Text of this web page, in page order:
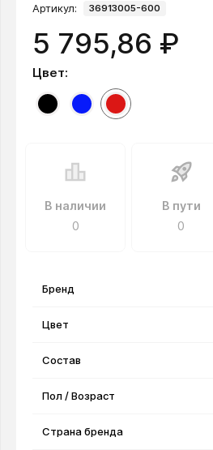
Артикул: 36913005-600
5 795,86 ₽
Цвет:
В наличии
0
В пути
0
Бренд
Цвет
Состав
Пол / Возраст
Страна бренда